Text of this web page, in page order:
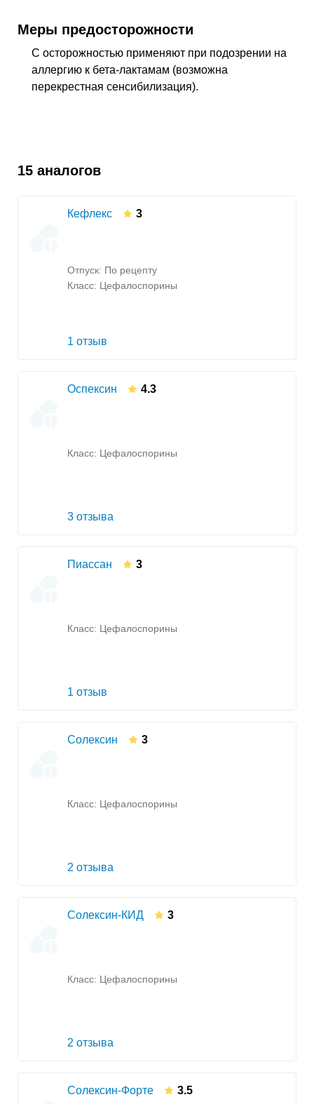
Меры предосторожности
С осторожностью применяют при подозрении на
аллергию к бета-лактамам (возможна
перекрестная сенсибилизация).
15 аналогов
Кефлекс 3
Отпуск: По рецепту
Класс:
Цефалоспорины
1 отзыв
Оспексин 4.3
Класс: Цефалоспорины
3 отзыва
Пиассан 3
Класс: Цефалоспорины
1 отзыв
Солексин 3
Класс: Цефалоспорины
2 отзыва
Солексин-КИД 3
Класс: Цефалоспорины
2 отзыва
Солексин-Форте 3.5